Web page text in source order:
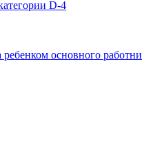
D-4
основного